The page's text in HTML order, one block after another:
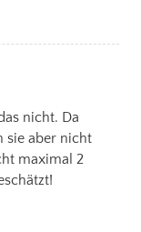
nicht. Da
sie aber nicht
maximal 2